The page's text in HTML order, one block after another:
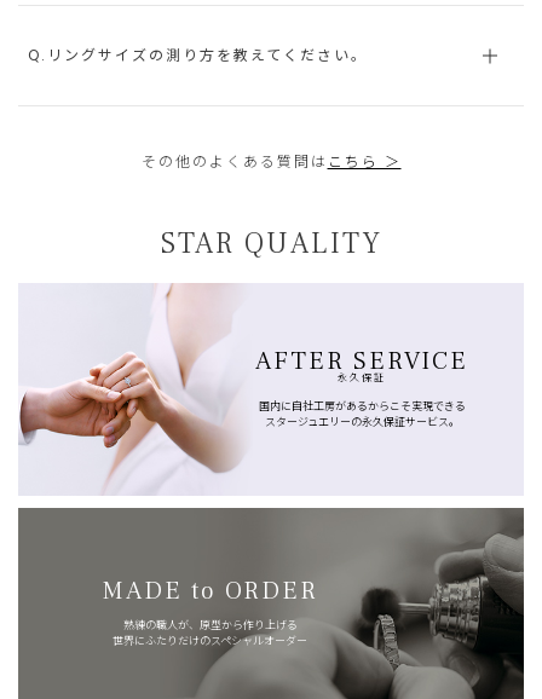
Q.リングサイズの測り方を教えてください。
その他のよくある質問は こちら ＞
STAR QUALITY
AFTER SERVICE
永久保証
国内に自社工房があるからこそ実現できる
スタージュエリーの永久保証サービス。
MADE to ORDER
熟練の職人が、原型から作り上げる
世界にふたりだけのスペシャルオーダー